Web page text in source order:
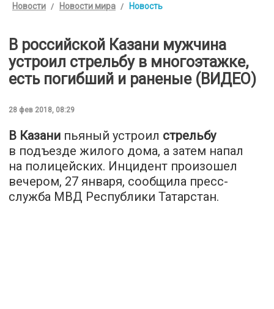
Новости Новости мира Новость
В российской Казани мужчина
устроил стрельбу в многоэтажке,
есть погибший и раненые (ВИДЕО)
28 фев 2018, 08:29
В Казани пьяный устроил стрельбу
в подъезде жилого дома, а затем напал
на полицейских. Инцидент произошел
вечером, 27 января, сообщила пресс-
служба МВД Республики Татарстан.